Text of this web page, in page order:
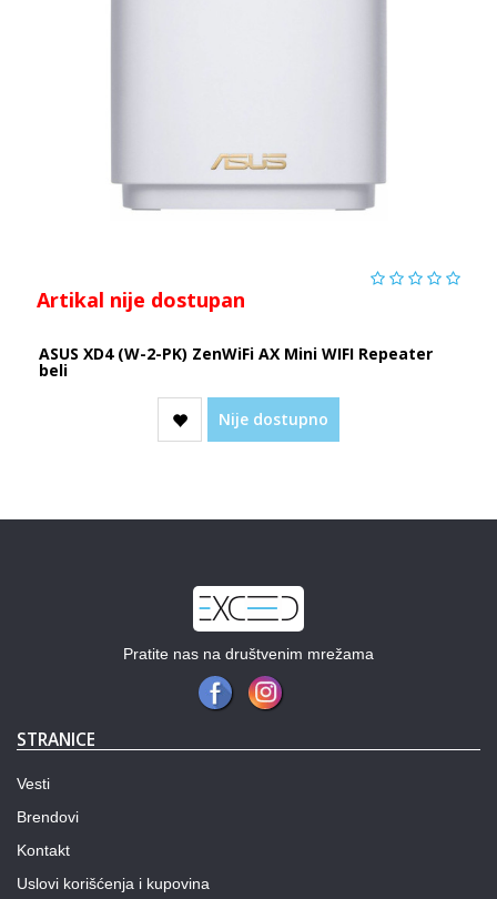
Artikal nije dostupan
ASUS XD4 (W-2-PK) ZenWiFi AX Mini WIFI Repeater
beli
Nije dostupno
Pratite nas na društvenim mrežama
STRANICE
Vesti
Brendovi
Kontakt
Uslovi korišćenja i kupovina